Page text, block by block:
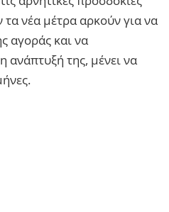
τα νέα μέτρα αρκούν για να
αγοράς και να
ανάπτυξή της, μένει να